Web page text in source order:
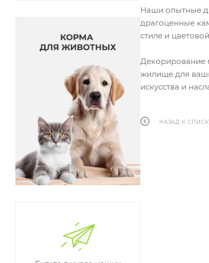
Наши опытные
драгоценные
стиле и
Декорирование
жилище для
искусства и
НАЗАД К